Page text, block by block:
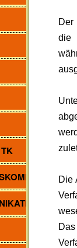
Der
die
Die